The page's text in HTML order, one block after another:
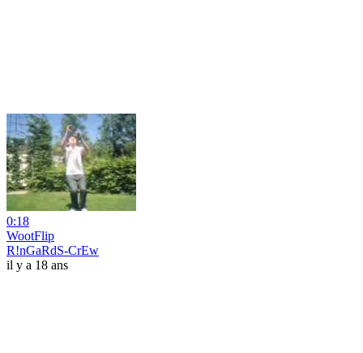
0:18
WootFlip
R!nGaRdS-CrEw
il y a 18 ans